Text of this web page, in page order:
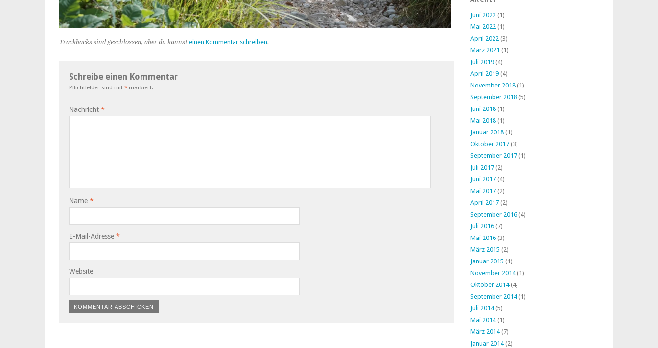
Trackbacks sind geschlossen, aber du kannst einen Kommentar schreiben.
Schreibe einen Kommentar
Pflichtfelder sind mit * markiert.
Nachricht *
Name *
E-Mail-Adresse *
Website
Juni 2022 (1)
Mai 2022 (1)
April 2022 (3)
März 2021 (1)
Juli 2019 (4)
April 2019 (4)
November 2018 (1)
September 2018 (5)
Juni 2018 (1)
Mai 2018 (1)
Januar 2018 (1)
Oktober 2017 (3)
September 2017 (1)
Juli 2017 (2)
Juni 2017 (4)
Mai 2017 (2)
April 2017 (2)
September 2016 (4)
Juli 2016 (7)
Mai 2016 (3)
März 2015 (2)
Januar 2015 (1)
November 2014(1)
Oktober 2014(4)
September 2014(1)
Juli 2014(5)
Mai 2014(1)
März 2014(7)
Januar 2014(2)